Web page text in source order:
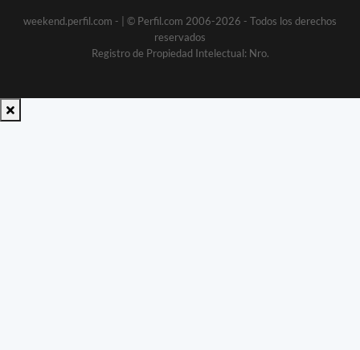
weekend.perfil.com -
| © Perfil.com 2006-2026 - Todos los derechos
reservados
Registro de Propiedad Intelectual: Nro.